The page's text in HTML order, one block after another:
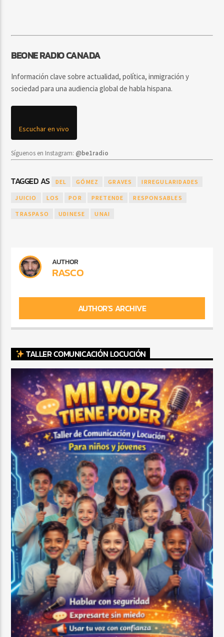
BEONE RADIO CANADA
Información clave sobre actualidad, política, inmigración y
sociedad para una audiencia global de habla hispana.
Escuchar en vivo
Síguenos en Instagram: @be1radio
TAGGED AS DEL GÓMEZ GRAVES IRREGULARIDADES
JUICIO LOS POR PRETENDE RESPONSABLES
TRASPASO UDINESE UNAI
AUTHOR
RASCO
AUTHOR'S ARCHIVE
TALLER COMUNICACIÓN LOCUCIÓN